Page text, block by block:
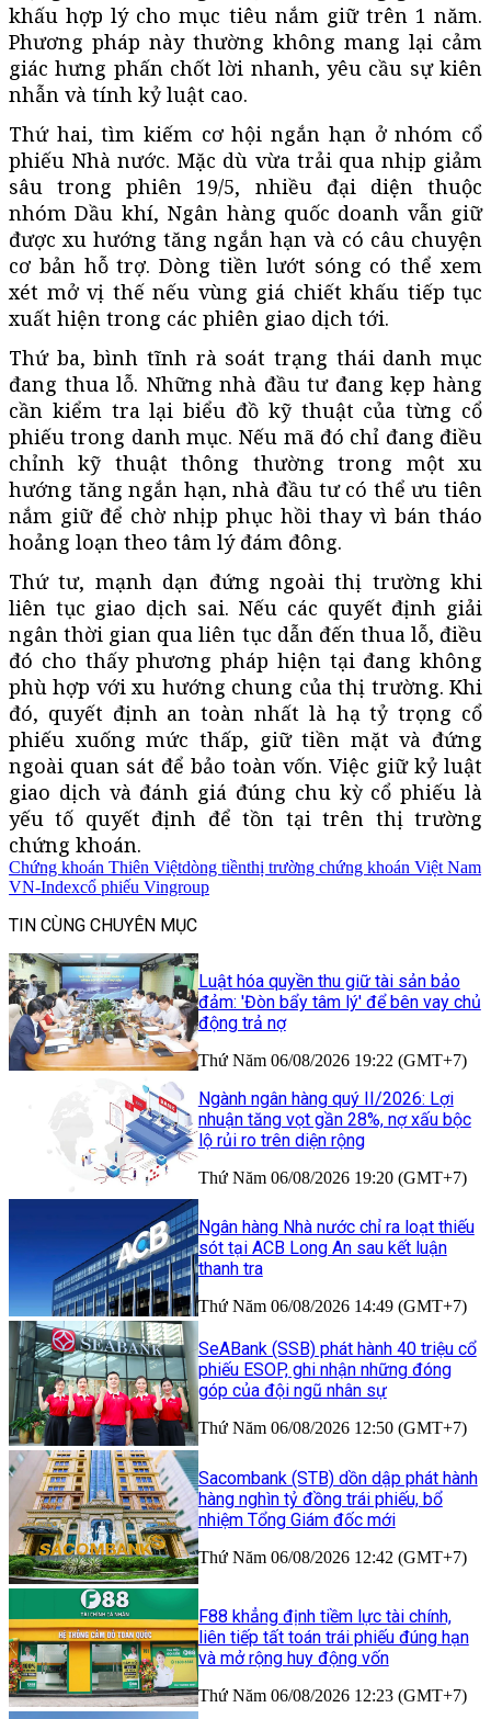
khấu hợp lý cho mục tiêu nắm giữ trên 1 năm.
Phương pháp này thường không mang lại cảm
giác hưng phấn chốt lời nhanh, yêu cầu sự kiên
nhẫn và tính kỷ luật cao.
Thứ hai, tìm kiếm cơ hội ngắn hạn ở nhóm cổ
phiếu Nhà nước. Mặc dù vừa trải qua nhịp giảm
sâu trong phiên 19/5, nhiều đại diện thuộc
nhóm Dầu khí, Ngân hàng quốc doanh vẫn giữ
được xu hướng tăng ngắn hạn và có câu chuyện
cơ bản hỗ trợ. Dòng tiền lướt sóng có thể xem
xét mở vị thế nếu vùng giá chiết khấu tiếp tục
xuất hiện trong các phiên giao dịch tới.
Thứ ba, bình tĩnh rà soát trạng thái danh mục
đang thua lỗ. Những nhà đầu tư đang kẹp hàng
cần kiểm tra lại biểu đồ kỹ thuật của từng cổ
phiếu trong danh mục. Nếu mã đó chỉ đang điều
chỉnh kỹ thuật thông thường trong một xu
hướng tăng ngắn hạn, nhà đầu tư có thể ưu tiên
nắm giữ để chờ nhịp phục hồi thay vì bán tháo
hoảng loạn theo tâm lý đám đông.
Thứ tư, mạnh dạn đứng ngoài thị trường khi
liên tục giao dịch sai. Nếu các quyết định giải
ngân thời gian qua liên tục dẫn đến thua lỗ, điều
đó cho thấy phương pháp hiện tại đang không
phù hợp với xu hướng chung của thị trường. Khi
đó, quyết định an toàn nhất là hạ tỷ trọng cổ
phiếu xuống mức thấp, giữ tiền mặt và đứng
ngoài quan sát để bảo toàn vốn. Việc giữ kỷ luật
giao dịch và đánh giá đúng chu kỳ cổ phiếu là
yếu tố quyết định để tồn tại trên thị trường
chứng khoán.
Chứng khoán Thiên Việtdòng tiềnthị trường chứng khoán Việt Nam
VN-Indexcổ phiếu Vingroup
TIN CÙNG CHUYÊN MỤC
Luật hóa quyền thu giữ tài sản bảo
đảm: 'Đòn bẩy tâm lý' để bên vay chủ
động trả nợ
Thứ Năm 06/08/2026 19:22 (GMT+7)
Ngành ngân hàng quý II/2026: Lợi
nhuận tăng vọt gần 28%, nợ xấu bộc
lộ rủi ro trên diện rộng
Thứ Năm 06/08/2026 19:20 (GMT+7)
Ngân hàng Nhà nước chỉ ra loạt thiếu
sót tại ACB Long An sau kết luận
thanh tra
Thứ Năm 06/08/2026 14:49 (GMT+7)
SeABank (SSB) phát hành 40 triệu cổ
phiếu ESOP, ghi nhận những đóng
góp của đội ngũ nhân sự
Thứ Năm 06/08/2026 12:50 (GMT+7)
Sacombank (STB) dồn dập phát hành
hàng nghìn tỷ đồng trái phiếu, bổ
nhiệm Tổng Giám đốc mới
Thứ Năm 06/08/2026 12:42 (GMT+7)
F88 khẳng định tiềm lực tài chính,
liên tiếp tất toán trái phiếu đúng hạn
và mở rộng huy động vốn
Thứ Năm 06/08/2026 12:23 (GMT+7)